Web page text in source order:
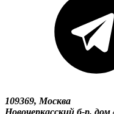
109369, Москва
Новочеркасский б-р, дом